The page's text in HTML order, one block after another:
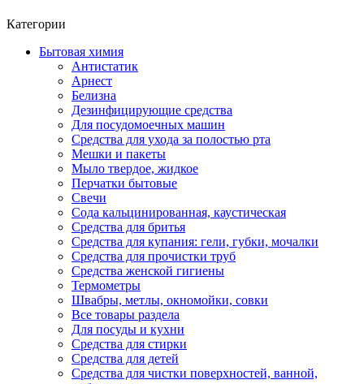
Категории
Бытовая химия
Антистатик
Арнест
Белизна
Дезинфицирующие средства
Для посудомоечных машин
Средства для ухода за полостью рта
Мешки и пакеты
Мыло твердое, жидкое
Перчатки бытовые
Свечи
Сода кальцинированная, каустическая
Средства для бритья
Средства для купания: гели, губки, мочалки
Средства для прочистки труб
Средства женской гигиены
Термометры
Швабры, метлы, окномойки, совки
Все товары раздела
Для посуды и кухни
Средства для стирки
Средства для детей
Средства для чистки поверхностей, ванной,